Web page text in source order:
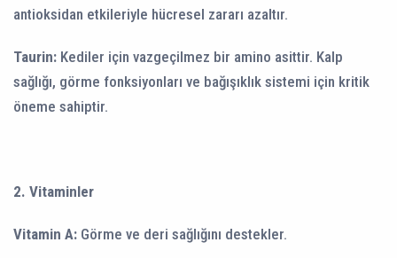
antioksidan etkileriyle hücresel zararı azaltır.
Taurin: Kediler için vazgeçilmez bir amino asittir. Kalp
sağlığı, görme fonksiyonları ve bağışıklık sistemi için kritik
öneme sahiptir.
2. Vitaminler
Vitamin A: Görme ve deri sağlığını destekler.